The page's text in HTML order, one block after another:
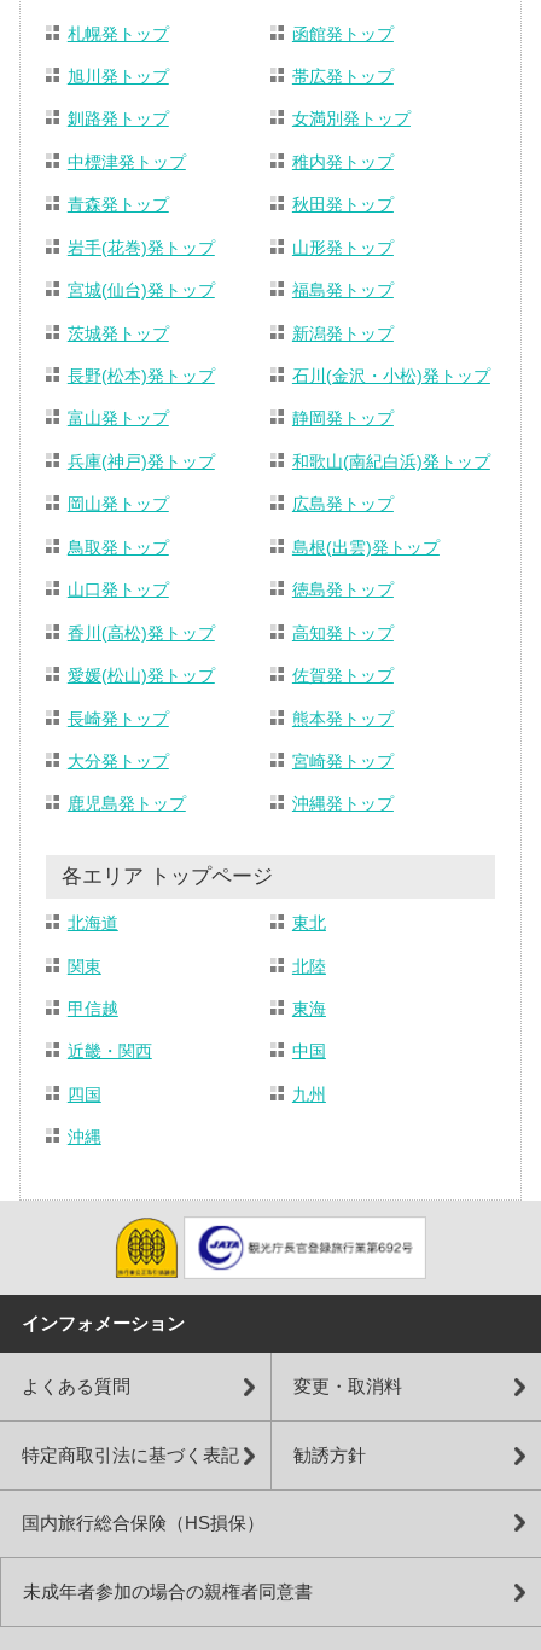
札幌発トップ 函館発トップ
旭川発トップ 帯広発トップ
釧路発トップ 女満別発トップ
中標津発トップ 稚内発トップ
青森発トップ 秋田発トップ
岩手(花巻)発トップ 山形発トップ
宮城(仙台)発トップ 福島発トップ
茨城発トップ 新潟発トップ
長野(松本)発トップ 石川(金沢・小松)発トップ
富山発トップ 静岡発トップ
兵庫(神戸)発トップ 和歌山(南紀白浜)発トップ
岡山発トップ 広島発トップ
鳥取発トップ 島根(出雲)発トップ
山口発トップ 徳島発トップ
香川(高松)発トップ 高知発トップ
愛媛(松山)発トップ 佐賀発トップ
長崎発トップ 熊本発トップ
大分発トップ 宮崎発トップ
鹿児島発トップ 沖縄発トップ
各エリア トップページ
北海道 東北
関東 北陸
甲信越 東海
近畿・関西 中国
四国 九州
沖縄
インフォメーション
よくある質問 変更・取消料
特定商取引法に基づく表記 勧誘方針
国内旅行総合保険（HS損保）
未成年者参加の場合の親権者同意書